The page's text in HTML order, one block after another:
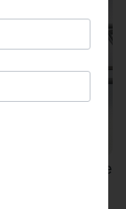
die
vanuit